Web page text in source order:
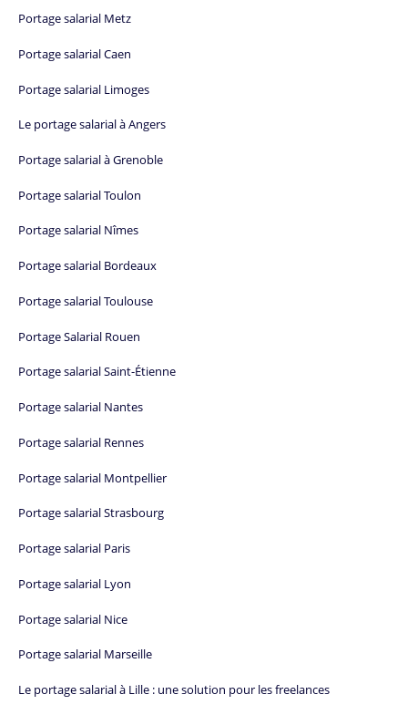
Portage salarial Metz
Portage salarial Caen
Portage salarial Limoges
Le portage salarial à Angers
Portage salarial à Grenoble
Portage salarial Toulon
Portage salarial Nîmes
Portage salarial Bordeaux
Portage salarial Toulouse
Portage Salarial Rouen
Portage salarial Saint-Étienne
Portage salarial Nantes
Portage salarial Rennes
Portage salarial Montpellier
Portage salarial Strasbourg
Portage salarial Paris
Portage salarial Lyon
Portage salarial Nice
Portage salarial Marseille
Le portage salarial à Lille : une solution pour les freelances